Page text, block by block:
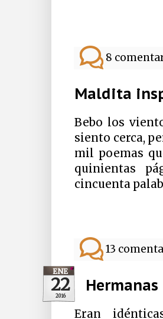
8
Maldita
Bebo los
siento cerca,
mil poemas
quinientas
cincuenta
13
ENE
22
2016
Hermanas
Eran